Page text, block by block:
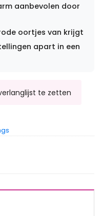
aanbevolen door
oortjes van krijgt
apart in een